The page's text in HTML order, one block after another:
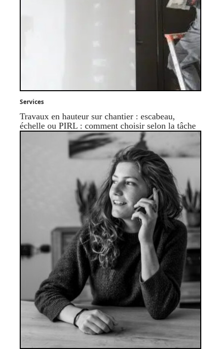
Services
Travaux en hauteur sur chantier : escabeau,
échelle ou PIRL : comment choisir selon la tâche